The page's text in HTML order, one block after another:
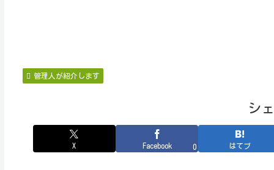
管理人が紹介します
シ
X Facebook 0 はてブ